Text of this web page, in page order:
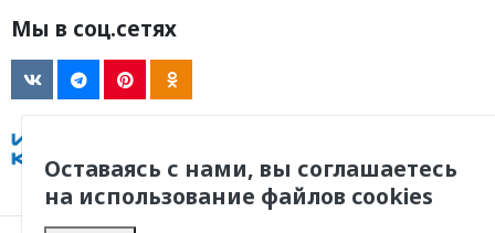
Мы в соц.сетях
Оставаясь с нами, вы соглашаетесь
на использование файлов cookies